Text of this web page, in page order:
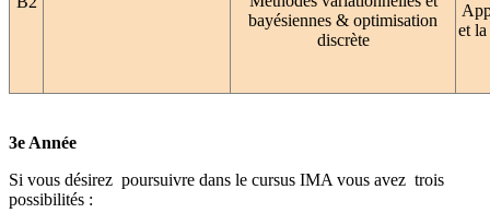
bayésiennes & optimisation
discrète
et
3e Année
Si vous désirez poursuivre dans le cursus IMA vous avez trois
possibilités :